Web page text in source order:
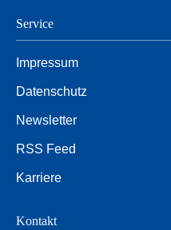
Service
Impressum
Datenschutz
Newsletter
RSS Feed
Karriere
Kontakt